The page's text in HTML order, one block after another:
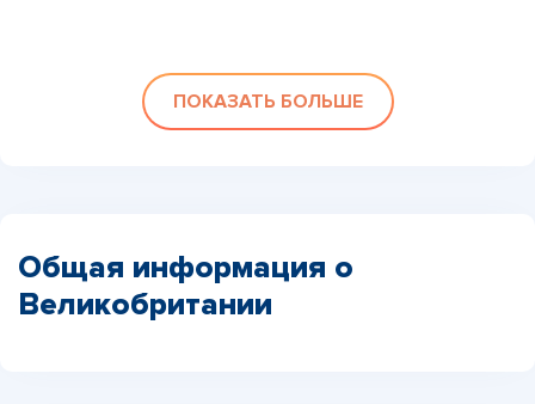
ПОКАЗАТЬ БОЛЬШЕ
Общая информация о
Великобритании